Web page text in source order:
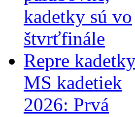
kadetky sú vo
štvrťfinále
Repre
MS kadetiek
2026: Prvá